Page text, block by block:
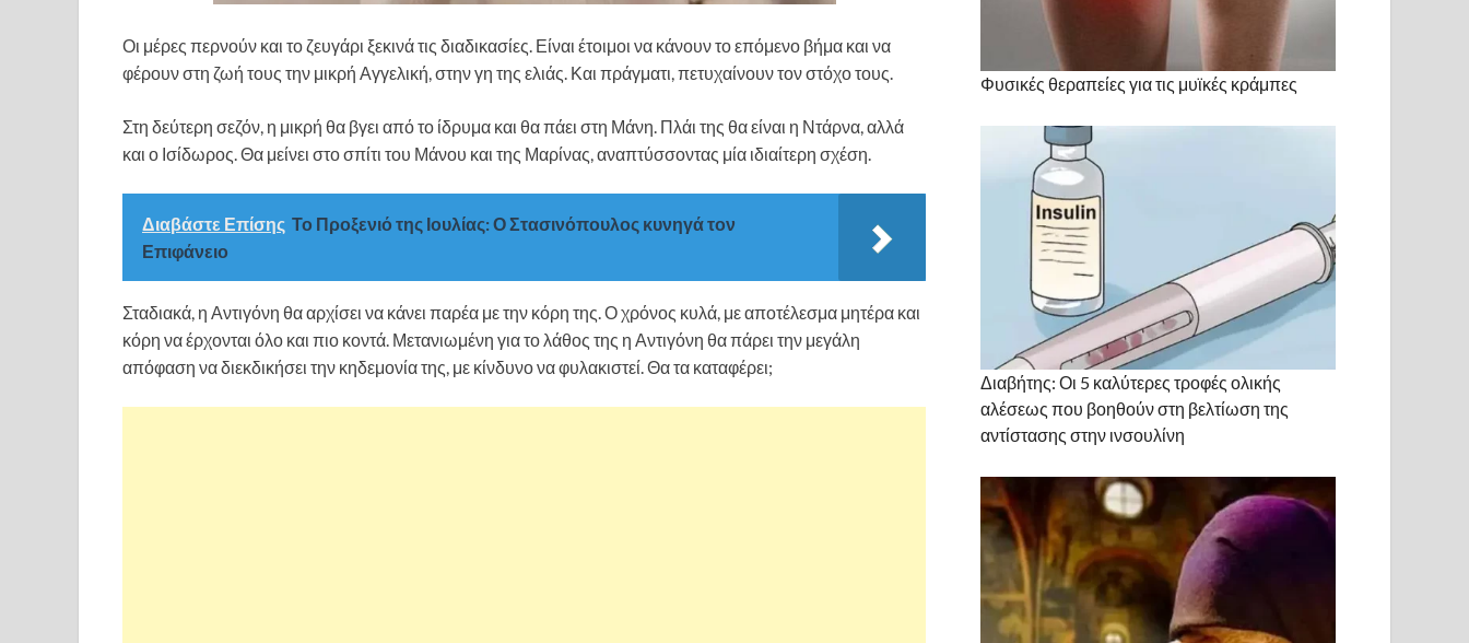
Οι μέρες περνούν και το ζευγάρι ξεκινά τις διαδικασίες. Είναι έτοιμοι να κάνουν το επόμενο βήμα και να
φέρουν στη ζωή τους την μικρή Αγγελική, στην γη της ελιάς. Και πράγματι, πετυχαίνουν τον στόχο τους.
Στη δεύτερη σεζόν, η μικρή θα βγει από το ίδρυμα και θα πάει στη Μάνη. Πλάι της θα είναι η Ντάρνα, αλλά
και ο Ισίδωρος. Θα μείνει στο σπίτι του Μάνου και της Μαρίνας, αναπτύσσοντας μία ιδιαίτερη σχέση.
Διαβάστε Επίσης Το Προξενιό της Ιουλίας: Ο Στασινόπουλος κυνηγά τον
Επιφάνειο
Σταδιακά, η Αντιγόνη θα αρχίσει να κάνει παρέα με την κόρη της. Ο χρόνος κυλά, με αποτέλεσμα μητέρα και
κόρη να έρχονται όλο και πιο κοντά. Μετανιωμένη για το λάθος της η Αντιγόνη θα πάρει την μεγάλη
απόφαση να διεκδικήσει την κηδεμονία της, με κίνδυνο να φυλακιστεί. Θα τα καταφέρει;
Φυσικές θεραπείες για τις μυϊκές κράμπες
Διαβήτης: Οι 5 καλύτερες τροφές ολικής
αλέσεως που βοηθούν στη βελτίωση της
αντίστασης στην ινσουλίνη